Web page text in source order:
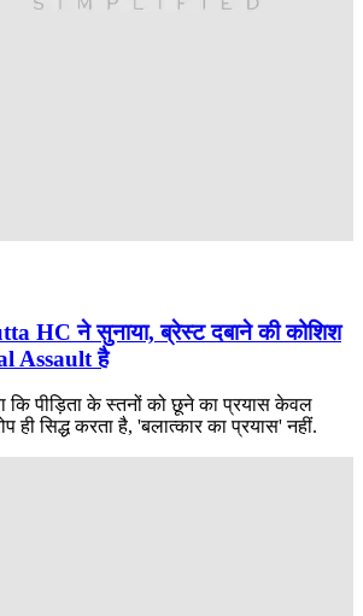
HC ने सुनाया, ब्रेस्ट दबाने की कोशिश
Assault है
कि पीड़िता के स्तनों को छूने का प्रयास केवल
ही सिद्ध करता है, 'बलात्कार का प्रयास' नहीं.